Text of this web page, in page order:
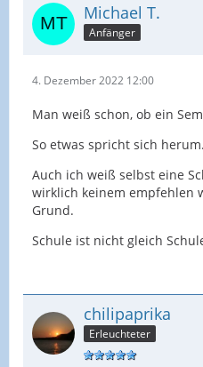
Michael T.
Anfänger
4. Dezember 2022 12:00
Man weiß schon, ob ein
So etwas spricht sich herum.
Auch ich weiß selbst eine
wirklich keinem empfehlen
Grund.
Schule ist nicht gleich
chilipaprika
Erleuchteter